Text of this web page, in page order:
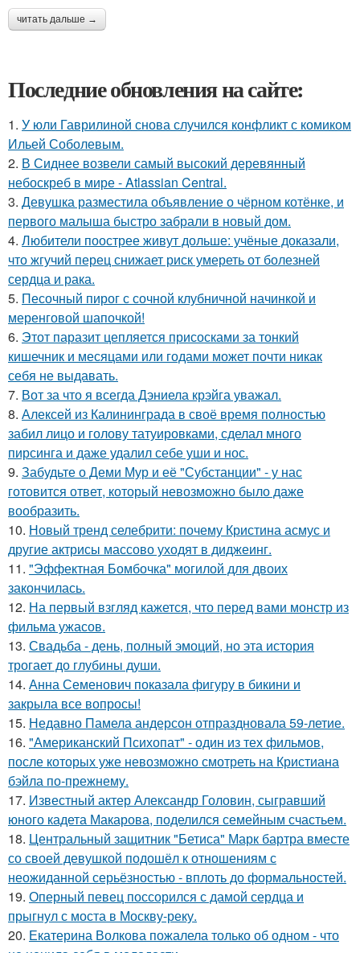
читать дальше →
Последние обновления на сайте:
1. У юли Гаврилиной снова случился конфликт с комиком
Ильей Соболевым.
2. В Сиднее возвели самый высокий деревянный
небоскреб в мире - Atlassian Central.
3. Девушка разместила объявление о чёрном котёнке, и
первого малыша быстро забрали в новый дом.
4. Любители поострее живут дольше: учёные доказали,
что жгучий перец снижает риск умереть от болезней
сердца и рака.
5. Песочный пирог с сочной клубничной начинкой и
меренговой шапочкой!
6. Этот паразит цепляется присосками за тонкий
кишечник и месяцами или годами может почти никак
себя не выдавать.
7. Вот за что я всегда Дэниела крэйга уважал.
8. Алексей из Калининграда в своё время полностью
забил лицо и голову татуировками, сделал много
пирсинга и даже удалил себе уши и нос.
9. Забудьте о Деми Мур и её "Субстанции" - у нас
готовится ответ, который невозможно было даже
вообразить.
10. Новый тренд селебрити: почему Кристина асмус и
другие актрисы массово уходят в диджеинг.
11. "Эффектная Бомбочка" могилой для двоих
закончилась.
12. На первый взгляд кажется, что перед вами монстр из
фильма ужасов.
13. Свадьба - день, полный эмоций, но эта история
трогает до глубины души.
14. Анна Семенович показала фигуру в бикини и
закрыла все вопросы!
15. Недавно Памела андерсон отпраздновала 59-летие.
16. "Американский Психопат" - один из тех фильмов,
после которых уже невозможно смотреть на Кристиана
бэйла по-прежнему.
17. Известный актер Александр Головин, сыгравший
юного кадета Макарова, поделился семейным счастьем.
18. Центральный защитник "Бетиса" Марк бартра вместе
со своей девушкой подошёл к отношениям с
неожиданной серьёзностью - вплоть до формальностей.
19. Оперный певец поссорился с дамой сердца и
прыгнул с моста в Москву-реку.
20. Екатерина Волкова пожалела только об одном - что